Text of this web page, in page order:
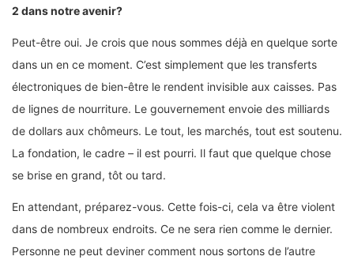
2 dans notre avenir?
Peut-être oui. Je crois que nous sommes déjà en quelque sorte
dans un en ce moment. C’est simplement que les transferts
électroniques de bien-être le rendent invisible aux caisses. Pas
de lignes de nourriture. Le gouvernement envoie des milliards
de dollars aux chômeurs. Le tout, les marchés, tout est soutenu.
La fondation, le cadre – il est pourri. Il faut que quelque chose
se brise en grand, tôt ou tard.
En attendant, préparez-vous. Cette fois-ci, cela va être violent
dans de nombreux endroits. Ce ne sera rien comme le dernier.
Personne ne peut deviner comment nous sortons de l’autre